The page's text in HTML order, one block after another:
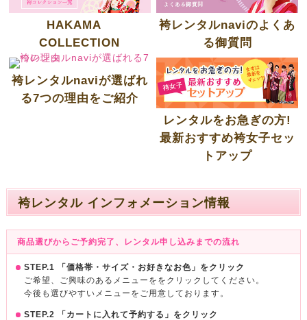
HAKAMA
COLLECTION
袴レンタルnaviのよくあ
る御質問
袴レンタルnaviが選ばれ
る7つの理由をご紹介
レンタルをお急ぎの方!
最新おすすめ袴女子セッ
トアップ
袴レンタル インフォメーション情報
商品選びからご予約完了、レンタル申し込みまでの流れ
STEP.1 「価格帯・サイズ・お好きなお色」をクリック
ご希望、ご興味のあるメニューををクリックしてください。
今後も選びやすいメニューをご用意しております。
STEP.2 「カートに入れて予約する」をクリック